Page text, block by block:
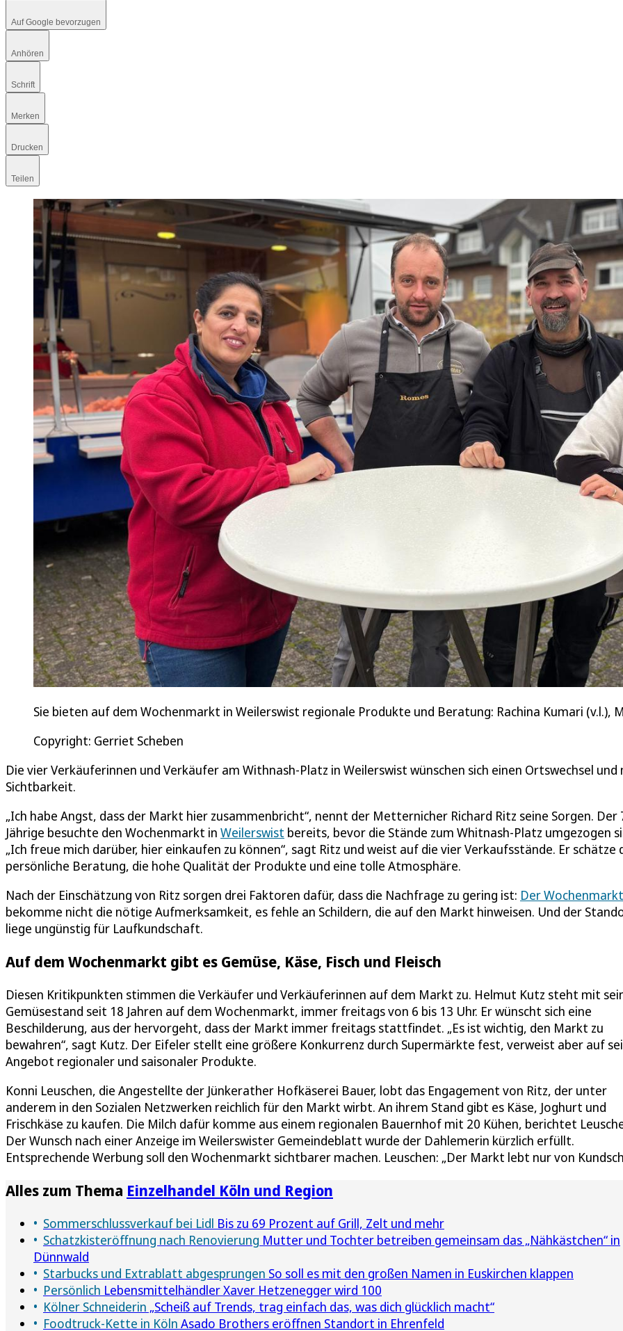
Auf Google bevorzugen
Anhören
Schrift
Merken
Drucken
Teilen
Sie bieten auf dem Wochenmarkt in Weilerswist regionale Produkte und Beratung: Rachina Kumari (v.l.),
Copyright: Gerriet Scheben
Die vier Verkäuferinnen und Verkäufer am Withnash-Platz in Weilerswist wünschen sich einen Ortswechsel und
Sichtbarkeit.
„Ich habe Angst, dass der Markt hier zusammenbricht“, nennt der Metternicher Richard Ritz seine Sorgen. Der
Jährige besuchte den Wochenmarkt in Weilerswist bereits, bevor die Stände zum Whitnash-Platz umgezogen
„Ich freue mich darüber, hier einkaufen zu können“, sagt Ritz und weist auf die vier Verkaufsstände. Er schätze
persönliche Beratung, die hohe Qualität der Produkte und eine tolle Atmosphäre.
Nach der Einschätzung von Ritz sorgen drei Faktoren dafür, dass die Nachfrage zu gering ist: Der Wochenmarkt
bekomme nicht die nötige Aufmerksamkeit, es fehle an Schildern, die auf den Markt hinweisen. Und der
liege ungünstig für Laufkundschaft.
Auf dem Wochenmarkt gibt es Gemüse, Käse, Fisch und Fleisch
Diesen Kritikpunkten stimmen die Verkäufer und Verkäuferinnen auf dem Markt zu. Helmut Kutz steht mit
Gemüsestand seit 18 Jahren auf dem Wochenmarkt, immer freitags von 6 bis 13 Uhr. Er wünscht sich eine
Beschilderung, aus der hervorgeht, dass der Markt immer freitags stattfindet. „Es ist wichtig, den Markt zu
bewahren“, sagt Kutz. Der Eifeler stellt eine größere Konkurrenz durch Supermärkte fest, verweist aber auf
Angebot regionaler und saisonaler Produkte.
Konni Leuschen, die Angestellte der Jünkerather Hofkäserei Bauer, lobt das Engagement von Ritz, der unter
anderem in den Sozialen Netzwerken reichlich für den Markt wirbt. An ihrem Stand gibt es Käse, Joghurt und
Frischkäse zu kaufen. Die Milch dafür komme aus einem regionalen Bauernhof mit 20 Kühen, berichtet
Der Wunsch nach einer Anzeige im Weilerswister Gemeindeblatt wurde der Dahlemerin kürzlich erfüllt.
Entsprechende Werbung soll den Wochenmarkt sichtbarer machen. Leuschen: „Der Markt lebt nur von
Alles zum Thema Einzelhandel Köln und Region
Sommerschlussverkauf bei Lidl Bis zu 69 Prozent auf Grill, Zelt und mehr
Schatzkisteröffnung nach Renovierung Mutter und Tochter betreiben gemeinsam das „Nähkästchen“ in
Dünnwald
Starbucks und Extrablatt abgesprungen So soll es mit den großen Namen in Euskirchen klappen
Persönlich Lebensmittelhändler Xaver Hetzenegger wird 100
Kölner Schneiderin „Scheiß auf Trends, trag einfach das, was dich glücklich macht“
Foodtruck-Kette in Köln Asado Brothers eröffnen Standort in Ehrenfeld